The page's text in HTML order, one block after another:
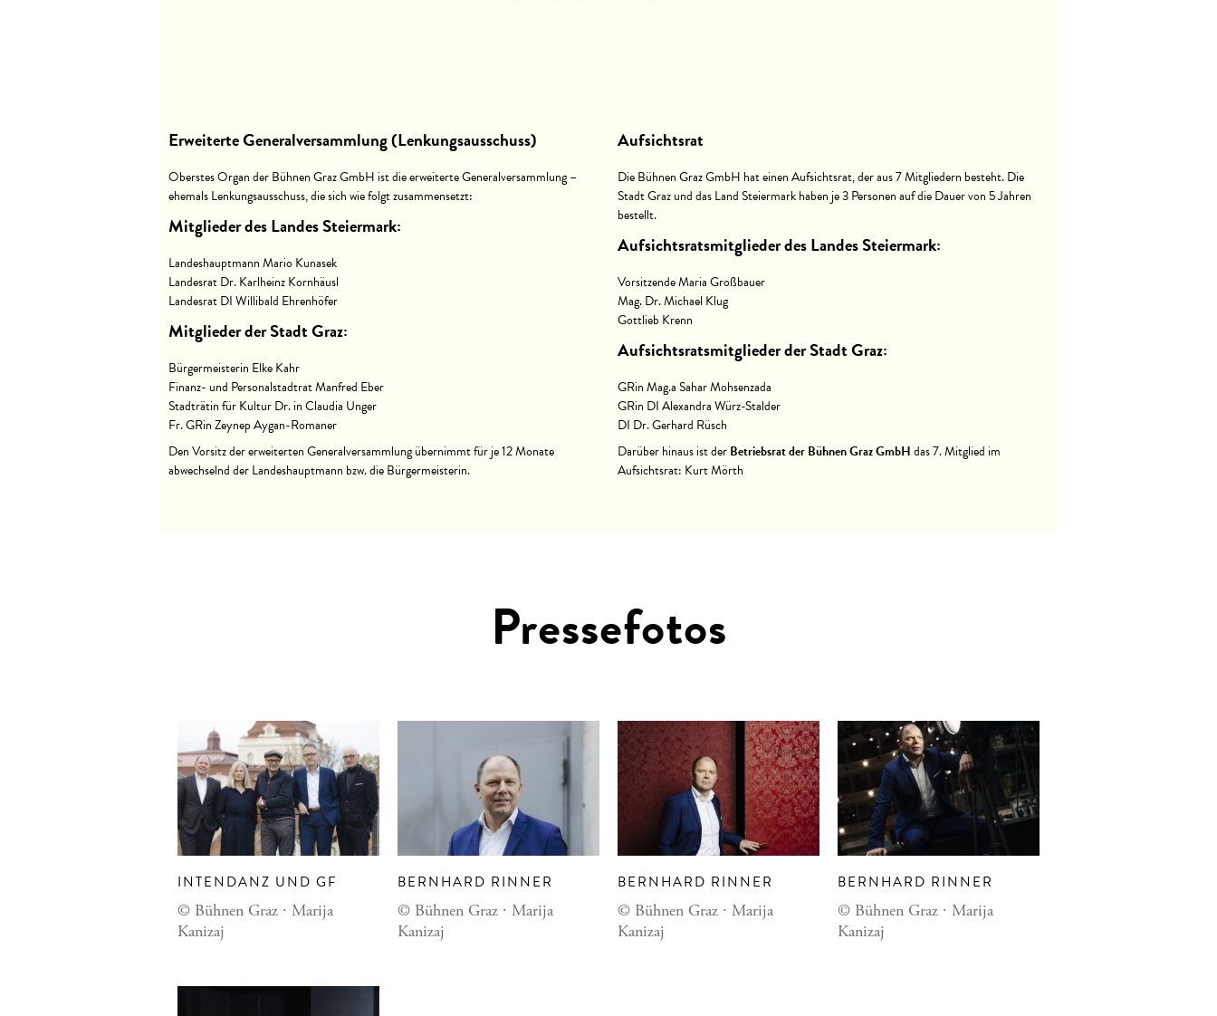
Erweiterte Generalversammlung (Lenkungsausschuss)
Oberstes Organ der Bühnen Graz GmbH ist die erweiterte Generalversammlung –
ehemals Lenkungsausschuss, die sich wie folgt zusammensetzt:
Mitglieder des Landes Steiermark:
Landeshauptmann Mario Kunasek
Landesrat Dr. Karlheinz Kornhäusl
Landesrat DI Willibald Ehrenhöfer
Mitglieder der Stadt Graz:
Bürgermeisterin Elke Kahr
Finanz- und Personalstadtrat Manfred Eber
Stadträtin für Kultur Dr. in Claudia Unger
Fr. GRin Zeynep Aygan-Romaner
Den Vorsitz der erweiterten Generalversammlung übernimmt für je 12 Monate
abwechselnd der Landeshauptmann bzw. die Bürgermeisterin.
Aufsichtsrat
Die Bühnen Graz GmbH hat einen Aufsichtsrat, der aus 7 Mitgliedern besteht. Die
Stadt Graz und das Land Steiermark haben je 3 Personen auf die Dauer von 5 Jahren
bestellt.
Aufsichtsratsmitglieder des Landes Steiermark:
Vorsitzende Maria Großbauer
Mag. Dr. Michael Klug
Gottlieb Krenn
Aufsichtsratsmitglieder der Stadt Graz:
GRin Mag.a Sahar Mohsenzada
GRin DI Alexandra Würz-Stalder
DI Dr. Gerhard Rüsch
Darüber hinaus ist derBetriebsrat der Bühnen Graz GmbHdas 7. Mitglied im
Aufsichtsrat: Kurt Mörth
Pressefotos
INTENDANZ UND GF
© Bühnen Graz ∙ Marija
Kanizaj
BERNHARD RINNER
© Bühnen Graz ∙ Marija
Kanizaj
BERNHARD RINNER
© Bühnen Graz ∙ Marija
Kanizaj
BERNHARD RINNER
© Bühnen Graz ∙ Marija
Kanizaj